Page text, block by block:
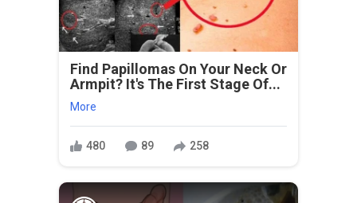
Find Papillomas On Your Neck Or
Armpit? It's The First Stage Of...
More
480 89 258